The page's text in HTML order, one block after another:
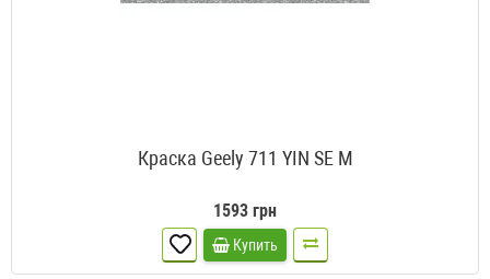
Краска Geely 711 YIN SE M
1593 грн
Купить